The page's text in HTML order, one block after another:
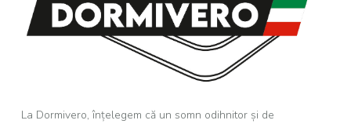
La Dormivero, înțelegem că un somn odihnitor și de